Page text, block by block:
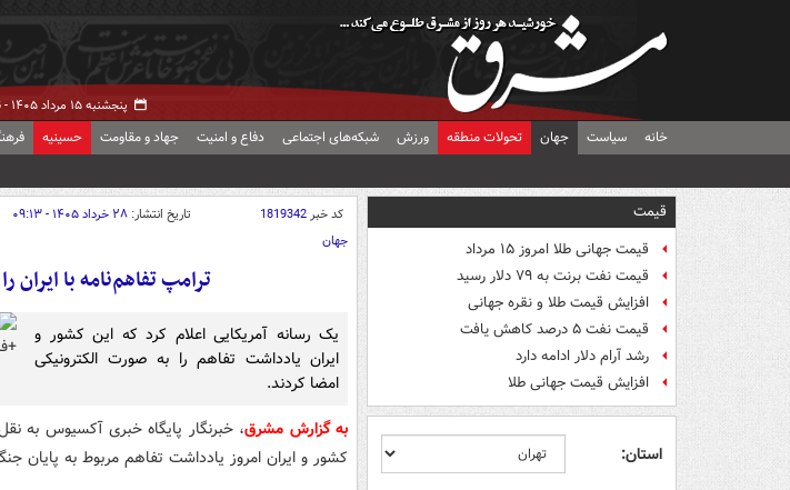
پنجشنبه ۱۵ مرداد ۱۴۰۵ -
خانه سیاست جهان تحولات منطقه ورزش شبکه‌های اجتماعی دفاع و امنیت جهاد و مقاومت حسینیه
قیمت
قیمت جهانی طلا امروز ۱۵ مرداد
قیمت نفت برنت به ۷۹ دلار رسید
افزایش قیمت طلا و نقره جهانی
قیمت نفت ۵ درصد کاهش یافت
رشد آرام دلار ادامه دارد
افزایش قیمت جهانی طلا
استان:
کد خبر1819342 تاریخ انتشار: ۲۸ خرداد ۱۴۰۵ - ۰۹:۱۳
جهان
ترامپ تفاهم‌نامه با ایران
یک رسانه آمریکایی اعلام کرد که این کشور و
ایران یادداشت تفاهم را به صورت الکترونیکی
امضا کردند.
به گزارش مشرق، خبرنگار پایگاه خبری آکسیوس به
کشور و ایران امروز یادداشت تفاهم مربوط به پایان